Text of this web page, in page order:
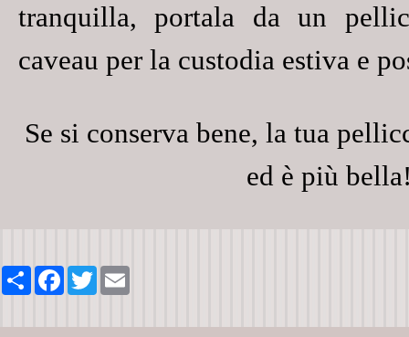
tranquilla, portala da un
caveau per la custodia estiva e
Se si conserva bene, la tua
ed è più
Share FacebookTwitter